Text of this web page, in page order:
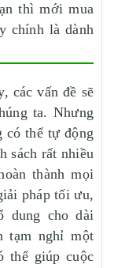
thì mới mua
chính là dành
các vấn đề sẽ
ta. Nhưng
có thể tự động
sách rất nhiều
thành mọi
pháp tối ưu,
dung cho dài
tạm nghỉ một
thể giúp cuộc